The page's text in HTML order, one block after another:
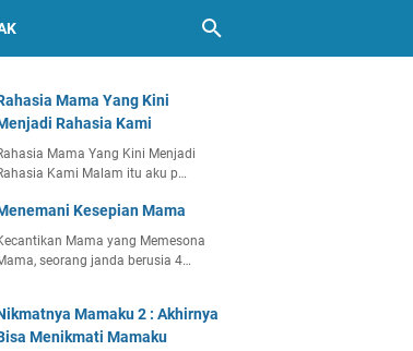
Mama Yang Kini
Rahasia Kami
Mama Yang Kini Menjadi
Kami Malam itu aku p…
Kesepian Mama
Mama yang Memesona
seorang janda berusia 4…
Mamaku 2 : Akhirnya
Menikmati Mamaku